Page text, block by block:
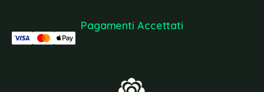
Pagamenti Accettati